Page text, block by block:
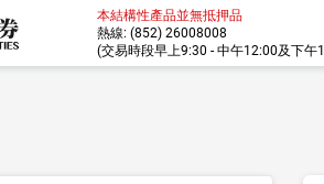
本結構性產品並無抵押品
熱線: (852) 26008008
(交易時段早上9:30 - 中午12:00及下午